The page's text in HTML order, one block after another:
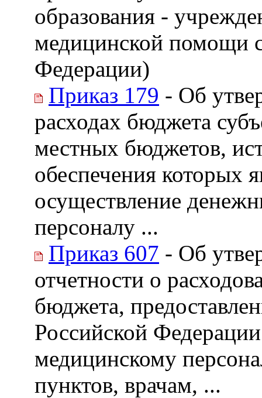
образования -
медицинской помощи
Федерации)
Приказ 179 - Об
расходах бюджета
местных бюджетов,
обеспечения которых
осуществление
персоналу ...
Приказ 607 - Об
отчетности о
бюджета,
Российской
медицинскому
пунктов, врачам, ...